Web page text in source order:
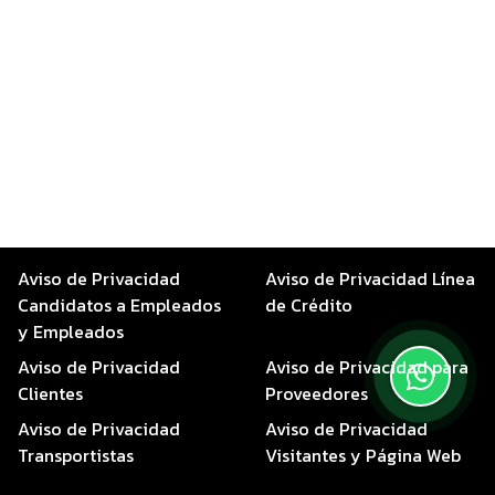
Aviso de Privacidad
Candidatos a Empleados
y Empleados
Aviso de Privacidad Línea
de Crédito
Aviso de Privacidad
Clientes
Aviso de Privacidad para
Proveedores
Aviso de Privacidad
Transportistas
Aviso de Privacidad
Visitantes y Página Web